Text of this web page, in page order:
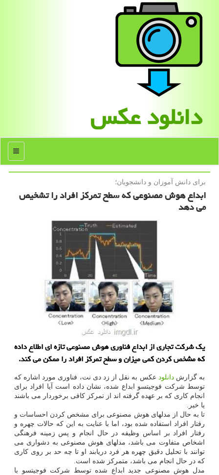
دانلود عكس
منو
برای دانش آموزان و دانشجویان؛
ابداع هوش مصنوعی كه سطح تمركز افراد را تشخیص
می دهد
یک شرکت تجاری از ابداع فناوری هوش مصنوعی تازه ای اطلاع داده
که مشخص کردن کمی میزان و سطح تمرکز افراد را ممکن می کند.
به گزارشدانلود عکس به نقل از زد دی نت، فناوری مورد اشاره که
توسط شرکت فوجیتسو ابداع شده، نشان داده است آیا افراد برای
انجام کاری که بر عهده گرفته اند از تمرکز کافی برخوردار می باشند
یا خیر.
تا به حال از مدلهای هوش مصنوعی برای مشخص کردن احساسات و
رفتار افراد استفاده شده بود، اما با عنایت به این که حالات چهره و
رفتار افراد بر اساس وظیفه در حال انجام و پس زمینه فرهنگی
اشخاص متفاوت می باشد، مدلهای هوش مصنوعی به دشواری می
توانند با تحلیل دقیق چهره هر فرد دریابند او تا چه حد بر روی کاری
که در حال انجام می باشد، متمرکز شده است.
مدل هوش مصنوعی جدید ابداع شده توسط شرکت فوجیتسو با